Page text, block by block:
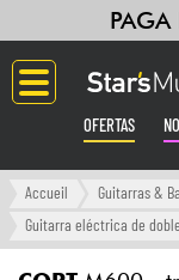
OFERTAS
Langue
Accueil Guitarras &
Guitarra eléctrica de